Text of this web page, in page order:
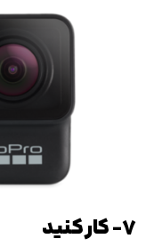
۷- کار کنید